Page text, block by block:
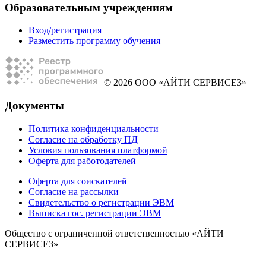
Образовательным учреждениям
Вход/регистрация
Разместить программу обучения
© 2026 ООО «АЙТИ СЕРВИСЕЗ»
Документы
Политика конфиденциальности
Согласие на обработку ПД
Условия пользования платформой
Оферта для работодателей
Оферта для соискателей
Согласие на рассылки
Свидетельство о регистрации ЭВМ
Выписка гос. регистрации ЭВМ
Общество с ограниченной ответственностью «АЙТИ
СЕРВИСЕЗ»